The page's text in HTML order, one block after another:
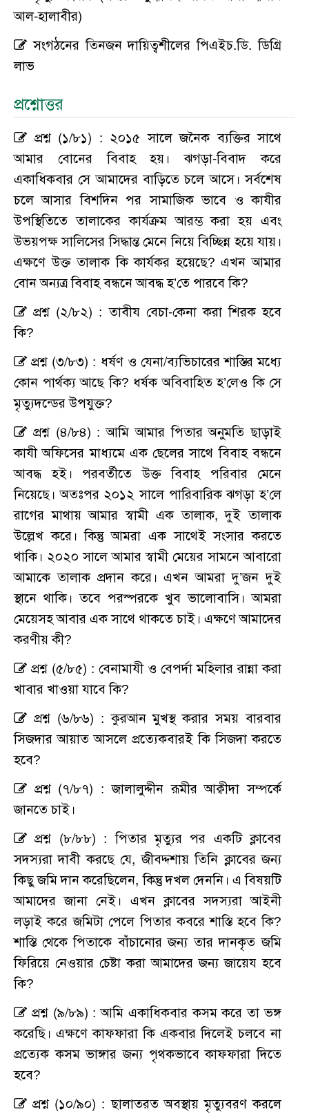
আল-হালাবীর)
সংগঠনের তিনজন দায়িত্বশীলের পিএইচ.ডি. ডিগ্রি
লাভ
প্রশ্নোত্তর
প্রশ্ন (১/৮১) : ২০১৫ সালে জনৈক ব্যক্তির সাথে
আমার বোনের বিবাহ হয়। ঝগড়া-বিবাদ করে
একাধিকবার সে আমাদের বাড়িতে চলে আসে। সর্বশেষ
চলে আসার বিশদিন পর সামাজিক ভাবে ও কাযীর
উপস্থিতিতে তালাকের কার্যক্রম আরম্ভ করা হয় এবং
উভয়পক্ষ সালিসের সিদ্ধান্ত মেনে নিয়ে বিচ্ছিন্ন হয়ে যায়।
এক্ষণে উক্ত তালাক কি কার্যকর হয়েছে? এখন আমার
বোন অন্যত্র বিবাহ বন্ধনে আবদ্ধ হ’তে পারবে কি?
প্রশ্ন (২/৮২) : তাবীয বেচা-কেনা করা শিরক হবে
কি?
প্রশ্ন (৩/৮৩) : ধর্ষণ ও যেনা/ব্যভিচারের শাস্তির মধ্যে
কোন পার্থক্য আছে কি? ধর্ষক অবিবাহিত হ’লেও কি সে
মৃত্যুদন্ডের উপযুক্ত?
প্রশ্ন (৪/৮৪) : আমি আমার পিতার অনুমতি ছাড়াই
কাযী অফিসের মাধ্যমে এক ছেলের সাথে বিবাহ বন্ধনে
আবদ্ধ হই। পরবর্তীতে উক্ত বিবাহ পরিবার মেনে
নিয়েছে। অতঃপর ২০১২ সালে পারিবারিক ঝগড়া হ’লে
রাগের মাথায় আমার স্বামী এক তালাক, দুই তালাক
উল্লেখ করে। কিন্তু আমরা এক সাথেই সংসার করতে
থাকি। ২০২০ সালে আমার স্বামী মেয়ের সামনে আবারো
আমাকে তালাক প্রদান করে। এখন আমরা দু’জন দুই
স্থানে থাকি। তবে পরস্পরকে খুব ভালোবাসি। আমরা
মেয়েসহ আবার এক সাথে থাকতে চাই। এক্ষণে আমাদের
করণীয় কী?
প্রশ্ন (৫/৮৫) : বেনামাযী ও বেপর্দা মহিলার রান্না করা
খাবার খাওয়া যাবে কি?
প্রশ্ন (৬/৮৬) : কুরআন মুখস্থ করার সময় বারবার
সিজদার আয়াত আসলে প্রত্যেকবারই কি সিজদা করতে
হবে?
প্রশ্ন (৭/৮৭) : জালালুদ্দীন রূমীর আক্বীদা সম্পর্কে
জানতে চাই।
প্রশ্ন (৮/৮৮) : পিতার মৃত্যুর পর একটি ক্লাবের
সদস্যরা দাবী করছে যে, জীবদ্দশায় তিনি ক্লাবের জন্য
কিছু জমি দান করেছিলেন, কিন্তু দখল দেননি। এ বিষয়টি
আমাদের জানা নেই। এখন ক্লাবের সদস্যরা আইনী
লড়াই করে জমিটা পেলে পিতার কবরে শাস্তি হবে কি?
শাস্তি থেকে পিতাকে বাঁচানোর জন্য তার দানকৃত জমি
ফিরিয়ে নেওয়ার চেষ্টা করা আমাদের জন্য জায়েয হবে
কি?
প্রশ্ন (৯/৮৯) : আমি একাধিকবার কসম করে তা ভঙ্গ
করেছি। এক্ষণে কাফফারা কি একবার দিলেই চলবে না
প্রত্যেক কসম ভাঙ্গার জন্য পৃথকভাবে কাফফারা দিতে
হবে?
প্রশ্ন (১০/৯০) : ছালাতরত অবস্থায় মৃত্যুবরণ করলে